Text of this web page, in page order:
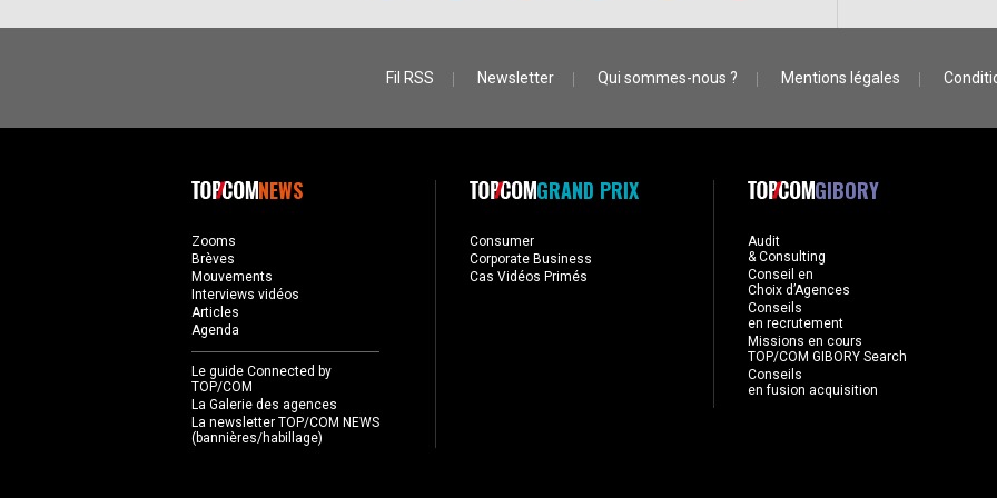
Fil RSS Newsletter Qui sommes-nous ? Mentions légales
NEWS
Zooms
Brèves
Mouvements
Interviews vidéos
Articles
Agenda
Le guide Connected by
TOP/COM
La Galerie des agences
La newsletter TOP/COM NEWS
(bannières/habillage)
GRAND PRIX
Consumer
Corporate Business
Cas Vidéos Primés
GIBORY
Audit
& Consulting
Conseil en
Choix d’Agences
Conseils
en recrutement
Missions en cours
TOP/COM GIBORY Search
Conseils
en fusion acquisition